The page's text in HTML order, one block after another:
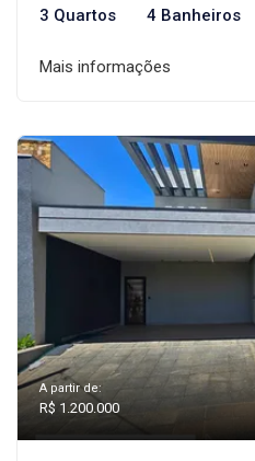
3 Quartos 4 Banheiros
Mais informações
A partir de:
R$ 1.200.000